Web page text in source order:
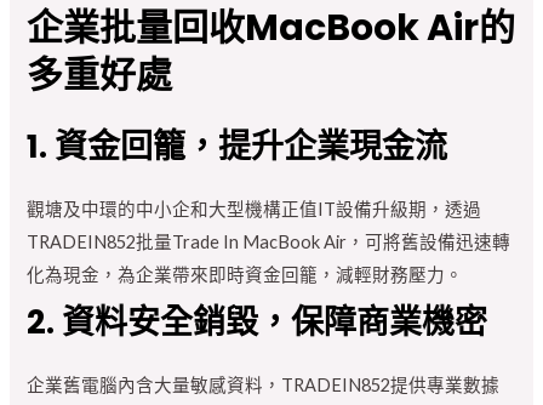
企業批量回收MacBook Air的
多重好處
1. 資金回籠，提升企業現金流
觀塘及中環的中小企和大型機構正值IT設備升級期，透過
TRADEIN852批量Trade In MacBook Air，可將舊設備迅速轉
化為現金，為企業帶來即時資金回籠，減輕財務壓力。
2. 資料安全銷毀，保障商業機密
企業舊電腦內含大量敏感資料，TRADEIN852提供專業數據